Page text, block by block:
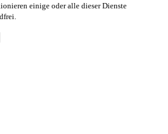
einige oder alle dieser Dienste